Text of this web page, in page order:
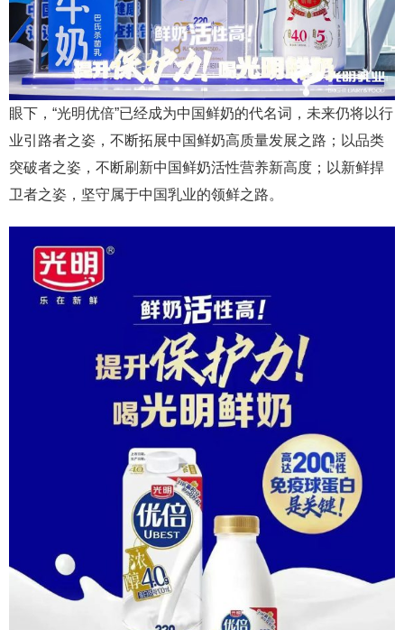
眼下，“光明优倍”已经成为中国鲜奶的代名词，未来仍将以行
业引路者之姿，不断拓展中国鲜奶高质量发展之路；以品类
突破者之姿，不断刷新中国鲜奶活性营养新高度；以新鲜捍
卫者之姿，坚守属于中国乳业的领鲜之路。